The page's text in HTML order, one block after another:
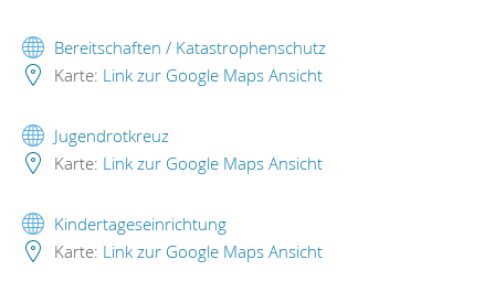
Bereitschaften / Katastrophenschutz
Karte: Link zur Google Maps Ansicht
Jugendrotkreuz
Karte: Link zur Google Maps Ansicht
Kindertageseinrichtung
Karte: Link zur Google Maps Ansicht